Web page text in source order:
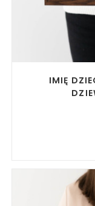
IMIĘ